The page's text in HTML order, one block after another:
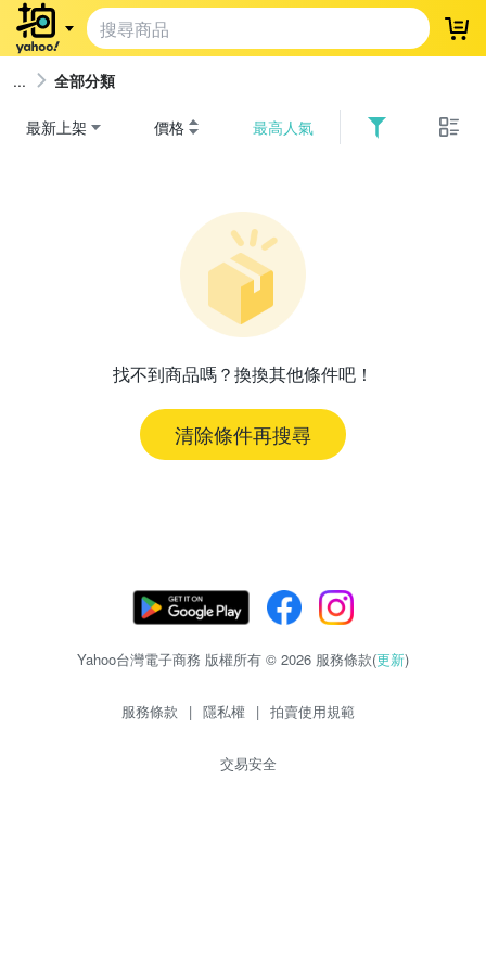
登
全部分類
最新上架 價格 最高人氣
找不到商品嗎？換換其他條件吧！
清除條件再搜尋
Yahoo台灣電子商務 版權所有 © 2026 服務條款(更新)
服務條款 | 隱私權 | 拍賣使用規範
交易安全